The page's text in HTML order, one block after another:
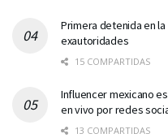
Primera detenida en
exautoridades
15 COMPARTIDAS
Influencer mexicano
en vivo por redes
13 COMPARTIDAS